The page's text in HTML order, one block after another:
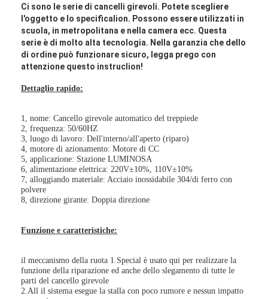
Ci sono le serie di cancelli girevoli. Potete scegliere
l'oggetto e lo specificalion. Possono essere utilizzati in
scuola, in metropolitana e nella camera ecc. Questa
serie è di molto alta tecnologia. Nella garanzia che dello
di ordine può funzionare sicuro, legga prego con
attenzione questo instruclion!
Dettaglio rapido:
1, nome: Cancello girevole automatico del treppiede
2, frequenza: 50/60HZ
3, luogo di lavoro: Dell'interno/all'aperto (riparo)
4, motore di azionamento: Motore di CC
5, applicazione: Stazione LUMINOSA
6, alimentazione elettrica: 220V±10%, 110V±10%
7, alloggiando materiale: Acciaio inossidabile 304/di ferro con
polvere
8, direzione girante: Doppia direzione
Funzione e caratteristiche:
il meccanismo della ruota 1.Special è usato qui per realizzare la
funzione della riparazione ed anche dello slegamento di tutte le
parti del cancello girevole
2.All il sistema esegue la stalla con poco rumore e nessun impatto